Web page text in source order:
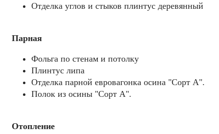
Отделка углов и стыков плинтус деревянный
Парная
Фольга по стенам и потолку
Плинтус липа
Отделка парной евровагонка осина "Сорт А".
Полок из осины "Cорт А".
Отопление